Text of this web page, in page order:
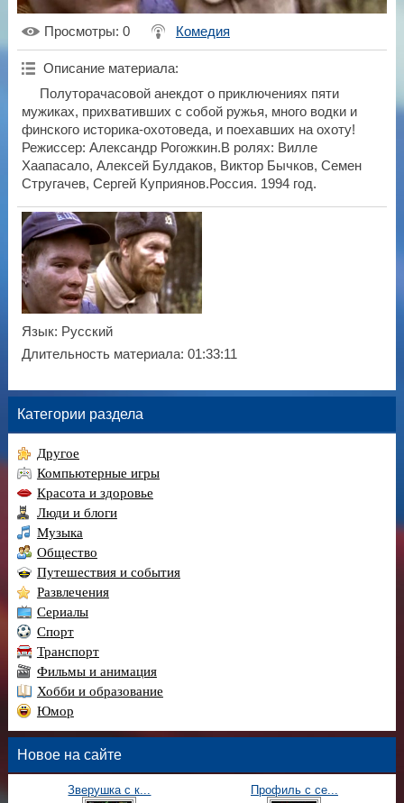
Просмотры: 0 Комедия
Описание материала:
Полуторачасовой анекдот о приключениях пяти
мужиках, прихвативших с собой ружья, много водки и
финского историка-охотоведа, и поехавших на охоту!
Режиссер: Александр Рогожкин.В ролях: Вилле
Хаапасало, Алексей Булдаков, Виктор Бычков, Семен
Стругачев, Сергей Куприянов.Россия. 1994 год.
Язык: Русский
Длительность материала: 01:33:11
Категории раздела
Другое
Компьютерные игры
Красота и здоровье
Люди и блоги
Музыка
Общество
Путешествия и события
Развлечения
Сериалы
Спорт
Транспорт
Фильмы и анимация
Хобби и образование
Юмор
Новое на сайте
Зверушка с к... Профиль с се...